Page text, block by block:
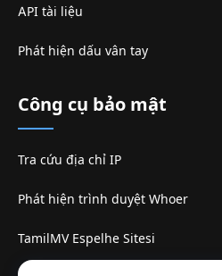
API tài liệu
Phát hiện dấu vân tay
Công cụ bảo mật
Tra cứu địa chỉ IP
Phát hiện trình duyệt Whoer
TamilMV Espelhe Sitesi